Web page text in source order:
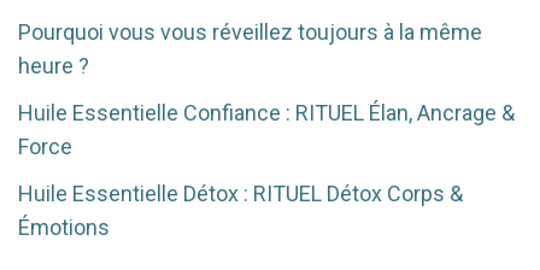
Pourquoi vous vous réveillez toujours à la même
heure ?
Huile Essentielle Confiance : RITUEL Élan, Ancrage &
Force
Huile Essentielle Détox : RITUEL Détox Corps &
Émotions